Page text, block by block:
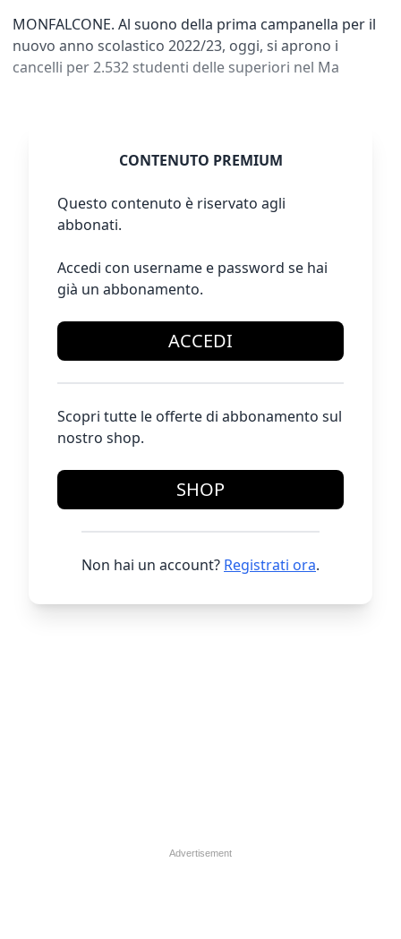
MONFALCONE. Al suono della prima campanella per il
nuovo anno scolastico 2022/23, oggi, si aprono i
cancelli per 2.532 studenti delle superiori nel Ma
CONTENUTO PREMIUM
Questo contenuto è riservato agli
abbonati.
Accedi con username e password se hai
già un abbonamento.
ACCEDI
Scopri tutte le offerte di abbonamento sul
nostro shop.
SHOP
Non hai un account? Registrati ora.